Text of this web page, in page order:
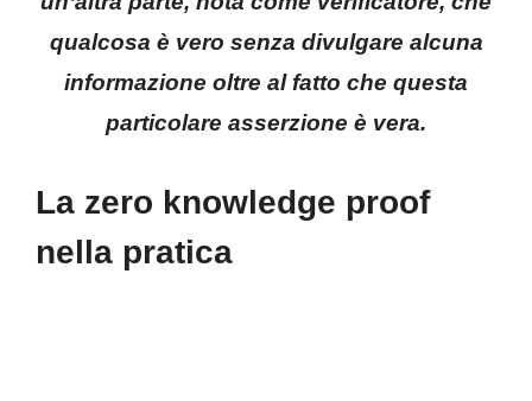
qualcosa è vero senza divulgare alcuna
informazione oltre al fatto che questa
particolare asserzione è vera.
La zero knowledge proof
nella pratica